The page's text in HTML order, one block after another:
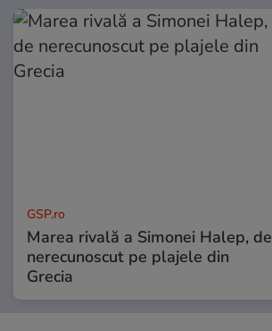
GSP.ro
Marea rivală a Simonei Halep, de
nerecunoscut pe plajele din
Grecia